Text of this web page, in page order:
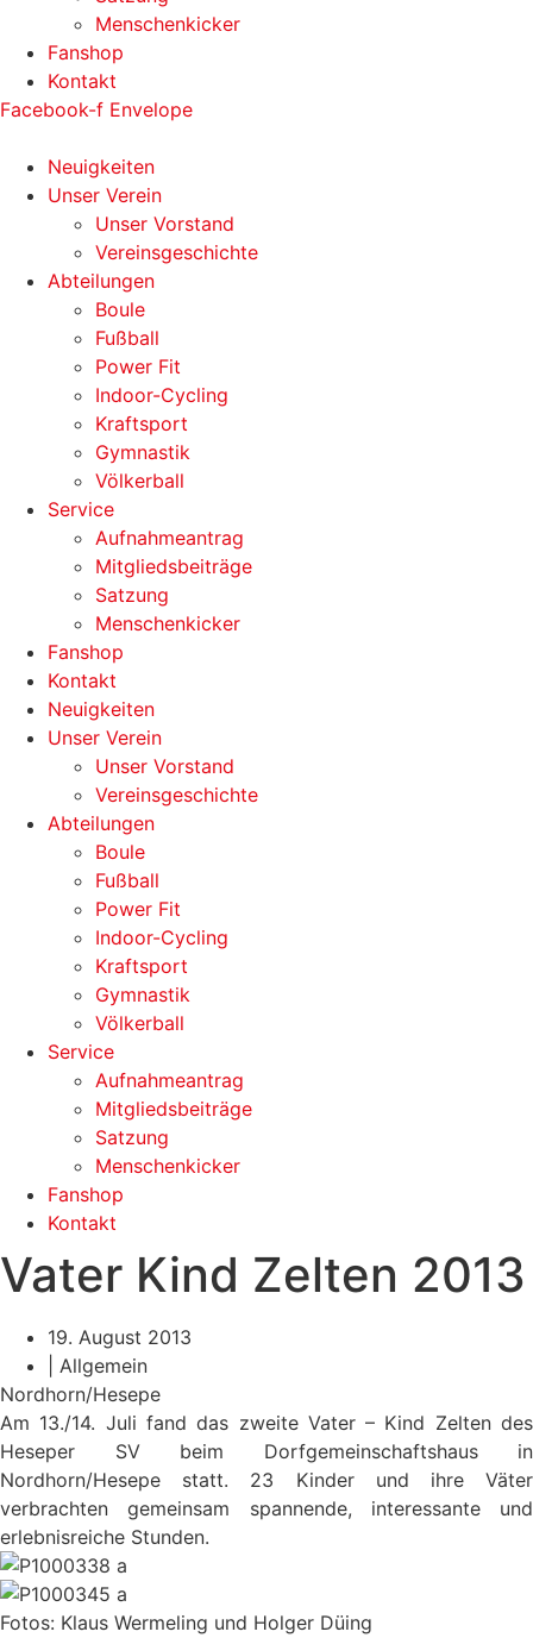
Menschenkicker
Fanshop
Kontakt
Facebook-f Envelope
Neuigkeiten
Unser Verein
Unser Vorstand
Vereinsgeschichte
Abteilungen
Boule
Fußball
Power Fit
Indoor-Cycling
Kraftsport
Gymnastik
Völkerball
Service
Aufnahmeantrag
Mitgliedsbeiträge
Satzung
Menschenkicker
Fanshop
Kontakt
Neuigkeiten
Unser Verein
Unser Vorstand
Vereinsgeschichte
Abteilungen
Boule
Fußball
Power Fit
Indoor-Cycling
Kraftsport
Gymnastik
Völkerball
Service
Aufnahmeantrag
Mitgliedsbeiträge
Satzung
Menschenkicker
Fanshop
Kontakt
Vater Kind Zelten 2013
19. August 2013
Allgemein
Nordhorn/Hesepe
Am 13./14. Juli fand das zweite Vater – Kind Zelten des
Heseper SV beim Dorfgemeinschaftshaus in
Nordhorn/Hesepe statt. 23 Kinder und ihre Väter
verbrachten gemeinsam spannende, interessante und
erlebnisreiche Stunden.
Fotos: Klaus Wermeling und Holger Düing